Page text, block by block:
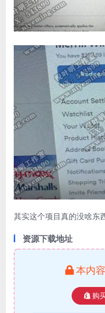
其实这个项目真的没啥东
资源下载地址
本内
购